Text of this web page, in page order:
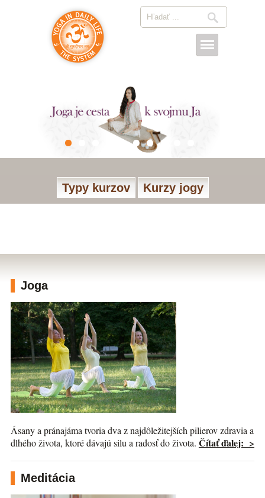
Typy kurzov Kurzy jogy
Joga
Ásany a pránajáma tvoria dva z najdôležitejších pilierov zdravia a
dlhého života, ktoré dávajú silu a radosť do života. Čítať ďalej: >
Meditácia